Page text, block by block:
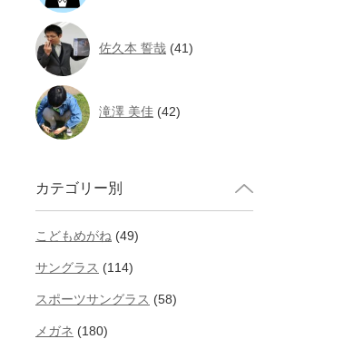
佐久本 誓哉 (41)
滝澤 美佳 (42)
カテゴリー別
こどもめがね (49)
サングラス (114)
スポーツサングラス (58)
メガネ (180)